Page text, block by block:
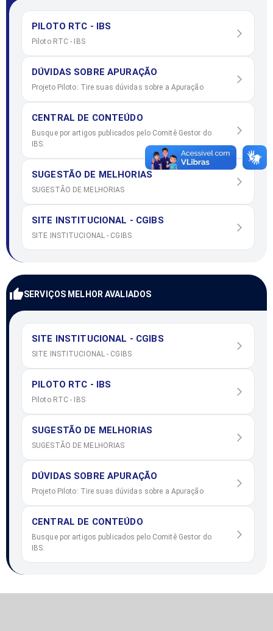
PILOTO RTC - IBS
Piloto RTC - IBS
DÚVIDAS SOBRE APURAÇÃO
Projeto Piloto: Tire suas dúvidas sobre a Apuração
CENTRAL DE CONTEÚDO
Busque por artigos publicados pelo Comitê Gestor do
IBS.
SUGESTÃO DE MELHORIAS
SUGESTÃO DE MELHORIAS
SITE INSTITUCIONAL - CGIBS
SITE INSTITUCIONAL - CGIBS
SERVIÇOS MELHOR AVALIADOS
SITE INSTITUCIONAL - CGIBS
SITE INSTITUCIONAL - CGIBS
PILOTO RTC - IBS
Piloto RTC - IBS
SUGESTÃO DE MELHORIAS
SUGESTÃO DE MELHORIAS
DÚVIDAS SOBRE APURAÇÃO
Projeto Piloto: Tire suas dúvidas sobre a Apuração
CENTRAL DE CONTEÚDO
Busque por artigos publicados pelo Comitê Gestor do
IBS.